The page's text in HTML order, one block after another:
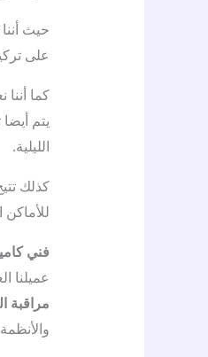
حيث
على
كما
يتم
الليلية.
كذلك
فني
مراقبة